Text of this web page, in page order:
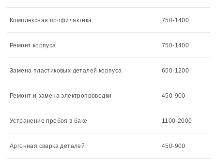
Комплексная профилактика 750-1400
Ремонт корпуса 750-1400
Замена пластиковых деталей корпуса 650-1200
Ремонт и замена электропроводки 450-900
Устранение пробоя в баке 1100-2000
Аргонная сварка деталей 450-900